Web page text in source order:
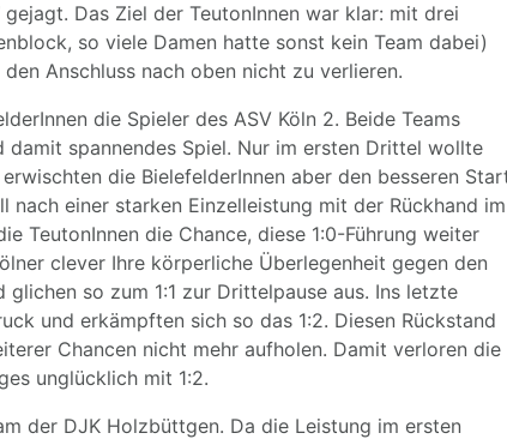
Das Ziel der TeutonInnen war klar: mit drei
so viele Damen hatte sonst kein Team dabei)
Anschluss nach oben nicht zu verlieren.
die Spieler des ASV Köln 2. Beide Teams
damit spannendes Spiel. Nur im ersten Drittel wollte
die BielefelderInnen aber den besseren
nach einer starken Einzelleistung mit der Rückhand im
TeutonInnen die Chance, diese 1:0-Führung weiter
clever Ihre körperliche Überlegenheit gegen den
so zum 1:1 zur Drittelpause aus. Ins letzte
und erkämpften sich so das 1:2. Diesen Rückstand
Chancen nicht mehr aufholen. Damit verloren die
unglücklich mit 1:2.
der DJK Holzbüttgen. Da die Leistung im ersten